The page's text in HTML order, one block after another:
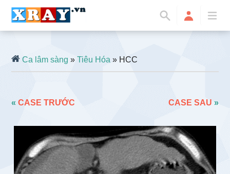
Ca lâm sàng »Tiêu Hóa » HCC
«CASE TRƯỚC CASE SAU »